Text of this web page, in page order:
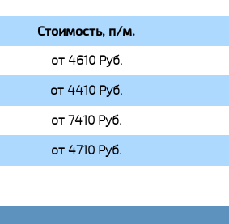
Стоимость, п/м.
от 4610 Руб.
от 4410 Руб.
от 7410 Руб.
от 4710 Руб.